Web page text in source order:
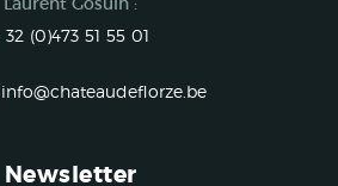
Laurent Gosuin :
32 (0)473 51 55 01
info@chateaudeflorze.be
Newsletter